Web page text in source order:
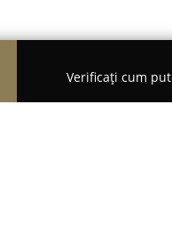
Verificați cum